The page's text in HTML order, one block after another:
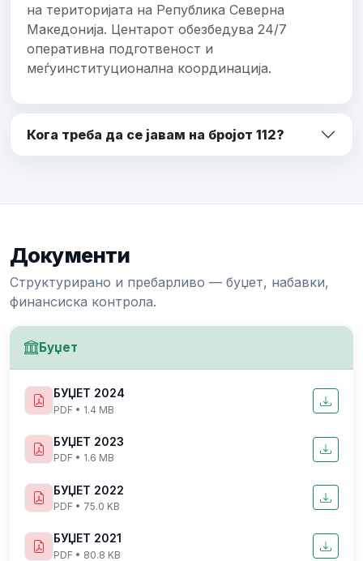
на територијата на Република Северна
Македонија. Центарот обезбедува 24/7
оперативна подготвеност и
меѓуинституционална координација.
Кога треба да се јавам на бројот 112?
Документи
Структурирано и пребарливо — буџет, набавки,
финансиска контрола.
Буџет
БУЏЕТ 2024
PDF • 1.4 MB
БУЏЕТ 2023
PDF • 1.6 MB
БУЏЕТ 2022
PDF • 75.0 KB
БУЏЕТ 2021
PDF • 80.8 KB